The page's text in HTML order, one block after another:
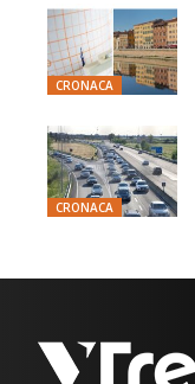
CRONACA
CRONACA